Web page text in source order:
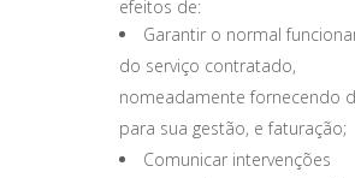
efeitos de:
Garantir o normal
do serviço contratado,
nomeadamente fornecendo
para sua gestão, e faturação;
Comunicar intervenções